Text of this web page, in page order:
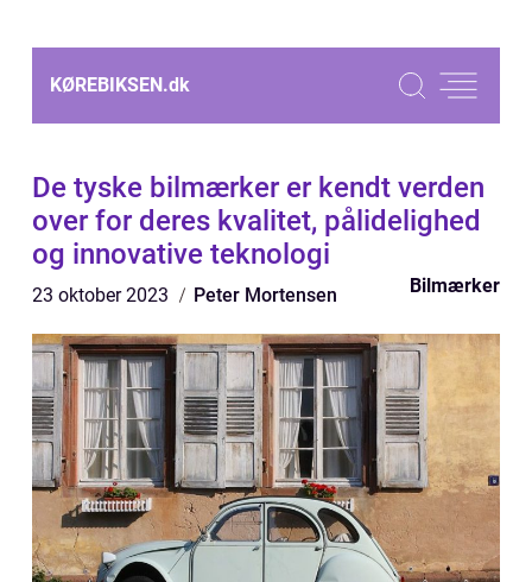
KØREBIKSEN.dk
De tyske bilmærker er kendt verden
over for deres kvalitet, pålidelighed
og innovative teknologi
23 oktober 2023 Peter Mortensen Bilmærker